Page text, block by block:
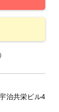
治共栄ビル4